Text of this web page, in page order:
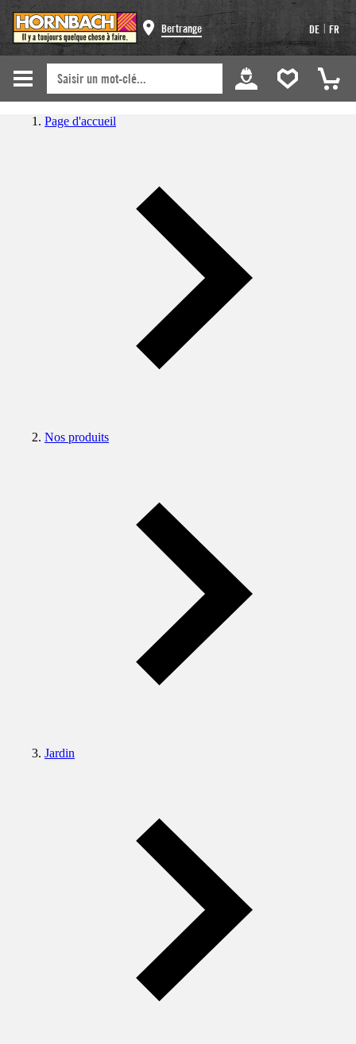
Bertrange DE | FR
Page d'accueil
Nos produits
Jardin